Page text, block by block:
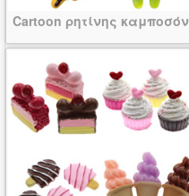
Cartoon ρητίνης καμποσόν